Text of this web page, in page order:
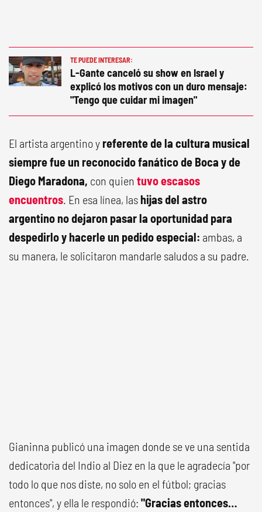
TE PUEDE INTERESAR:
L-Gante canceló su show en Israel y
explicó los motivos con un duro mensaje:
"Tengo que cuidar mi imagen"
El artista argentino y referente de la cultura musical
siempre fue un reconocido fanático de Boca y de
Diego Maradona, con quien tuvo escasos
encuentros. En esa línea, las hijas del astro
argentino no dejaron pasar la oportunidad para
despedirlo y hacerle un pedido especial: ambas, a
su manera, le solicitaron mandarle saludos a su padre.
Gianinna publicó una imagen donde se ve una sentida
dedicatoria del Indio al Diez en la que le agradecía "por
todo lo que nos diste, no solo en el fútbol; gracias
entonces", y ella le respondió: "Gracias entonces…